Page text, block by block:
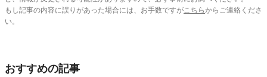
もし記事の内容に誤りがあった場合には、お手数ですがこちらからご連絡くださ
い。
おすすめの記事